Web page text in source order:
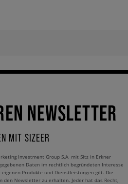
NEWSLETTER
MIT SIZEER
Investment Group S.A. mit Sitz in Erkner
Daten im rechtlich begründeten Interesse
Produkte und Dienstleistungen gilt. Die
den Newsletter zu erhalten. Jeder hat das Recht,